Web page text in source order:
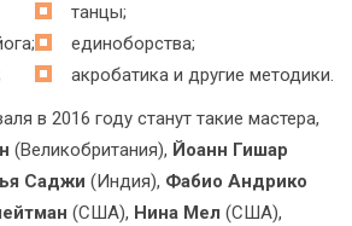
танцы;
единоборства;
акробатика и другие методики.
в 2016 году станут такие мастера,
(Великобритания), Йоанн Гишар
Саджи (Индия), Фабио Андрико
(США), Нина Мел (США),